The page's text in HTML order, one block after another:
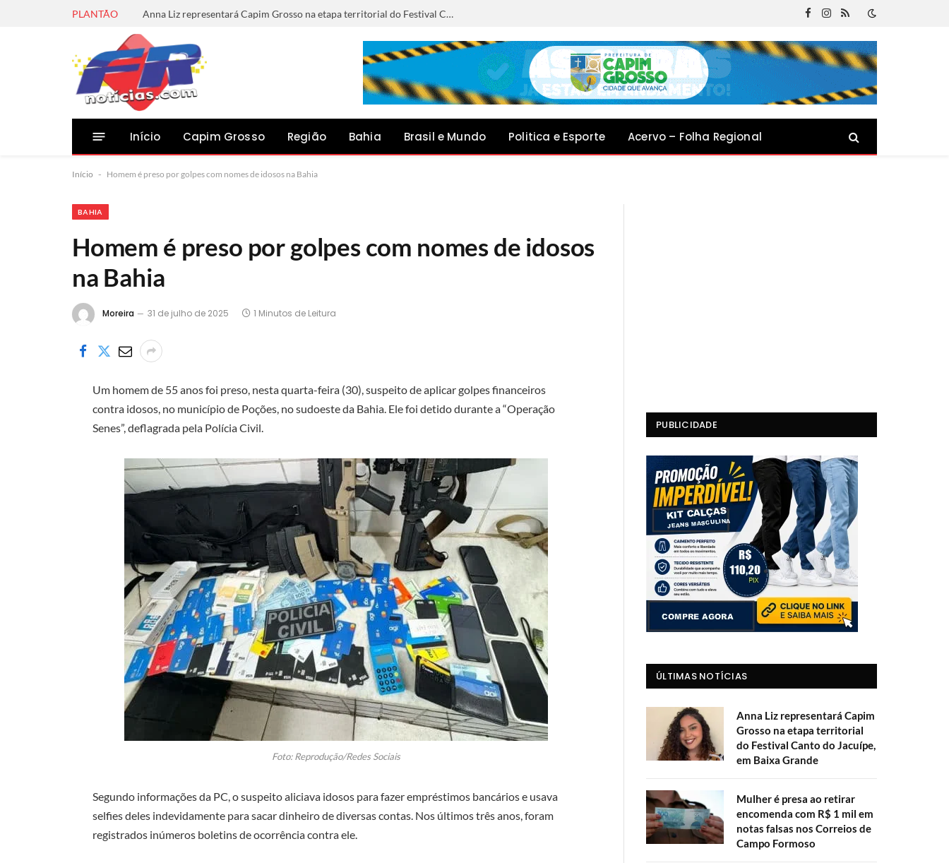
PLANTÃO Anna Liz representará Capim Grosso na etapa territorial do Festival Canto do Jacuípe, em Baixa Grande
Facebook
Instagram
RSS
Início Capim Grosso Região Bahia Brasil e Mundo Politica e Esporte Acervo – Folha Regional
Início - Homem é preso por golpes com nomes de idosos na Bahia
BAHIA
Homem é preso por golpes com nomes de idosos
na Bahia
Moreira 31 de julho de 2025 1 Minutos de Leitura
Um homem de 55 anos foi preso, nesta quarta-feira (30), suspeito de aplicar golpes financeiros
contra idosos, no município de Poções, no sudoeste da Bahia. Ele foi detido durante a “Operação
Senes”, deflagrada pela Polícia Civil.
Foto: Reprodução/Redes Sociais
Segundo informações da PC, o suspeito aliciava idosos para fazer empréstimos bancários e usava
selfies deles indevidamente para sacar dinheiro de diversas contas. Nos últimos três anos, foram
registrados inúmeros boletins de ocorrência contra ele.
PUBLICIDADE
ÚLTIMAS NOTÍCIAS
Anna Liz representará Capim
Grosso na etapa territorial
do Festival Canto do Jacuípe,
em Baixa Grande
Mulher é presa ao retirar
encomenda com R$ 1 mil em
notas falsas nos Correios de
Campo Formoso